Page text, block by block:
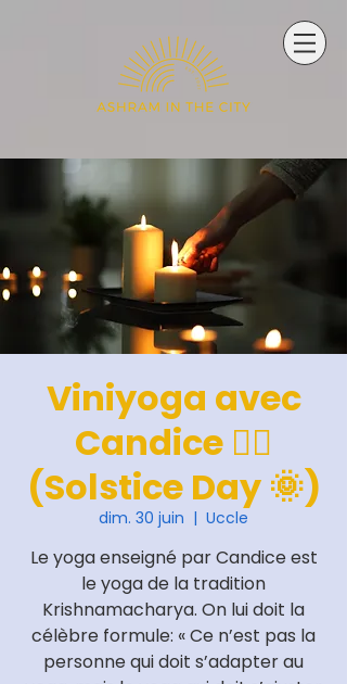
Viniyoga avec
Candice 🧘‍♂️
(Solstice Day 🌞)
dim. 30 juin
  |
Uccle
Le yoga enseigné par Candice est
le yoga de la tradition
Krishnamacharya. On lui doit la
célèbre formule: « Ce n’est pas la
personne qui doit s’adapter au